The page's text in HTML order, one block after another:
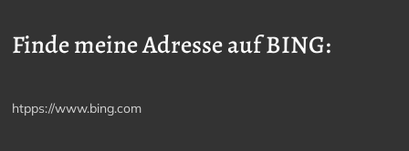
Finde meine Adresse auf BING:
htpps://www.bing.com